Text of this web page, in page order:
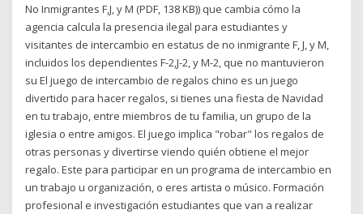
No Inmigrantes F,J, y M (PDF, 138 KB)) que cambia cómo la
agencia calcula la presencia ilegal para estudiantes y
visitantes de intercambio en estatus de no inmigrante F, J, y M,
incluidos los dependientes F-2,J-2, y M-2, que no mantuvieron
su El juego de intercambio de regalos chino es un juego
divertido para hacer regalos, si tienes una fiesta de Navidad
en tu trabajo, entre miembros de tu familia, un grupo de la
iglesia o entre amigos. El juego implica "robar" los regalos de
otras personas y divertirse viendo quién obtiene el mejor
regalo. Este para participar en un programa de intercambio en
un trabajo u organización, o eres artista o músico. Formación
profesional e investigación estudiantes que van a realizar